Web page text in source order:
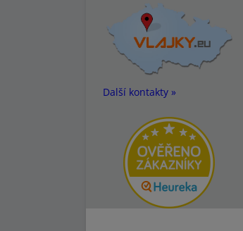
Další kontakty »